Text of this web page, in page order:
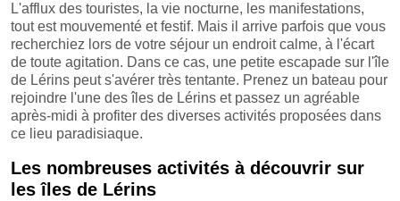
L'afflux des touristes, la vie nocturne, les manifestations,
tout est mouvementé et festif. Mais il arrive parfois que vous
recherchiez lors de votre séjour un endroit calme, à l'écart
de toute agitation. Dans ce cas, une petite escapade sur l'île
de Lérins peut s'avérer très tentante. Prenez un bateau pour
rejoindre l'une des îles de Lérins et passez un agréable
après-midi à profiter des diverses activités proposées dans
ce lieu paradisiaque.
Les nombreuses activités à découvrir sur
les îles de Lérins